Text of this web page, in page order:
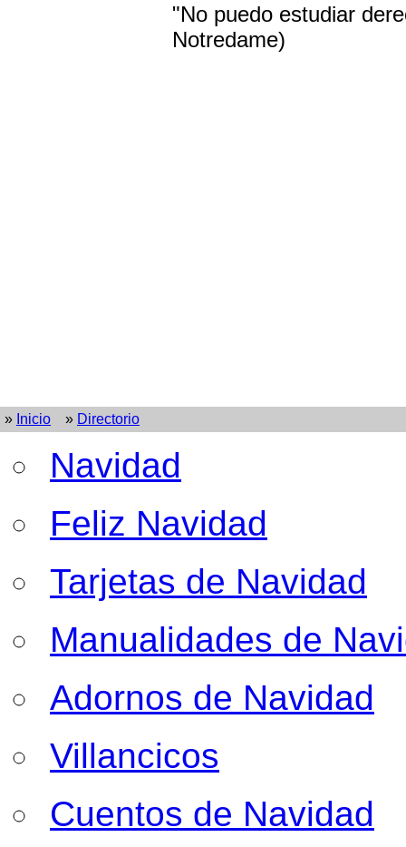
"No puedo estudiar
Notredame)
» Inicio » Directorio
Navidad
Feliz Navidad
Tarjetas de Navidad
Manualidades de
Adornos de Navidad
Villancicos
Cuentos de Navidad